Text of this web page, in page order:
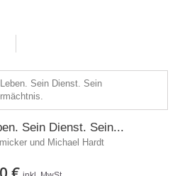
Sein Dienst. Sein...
und Michael Hardt